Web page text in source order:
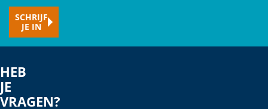
je
e-
mailadres
SCHRIJF
JE IN
HEB
JE
VRAGEN?